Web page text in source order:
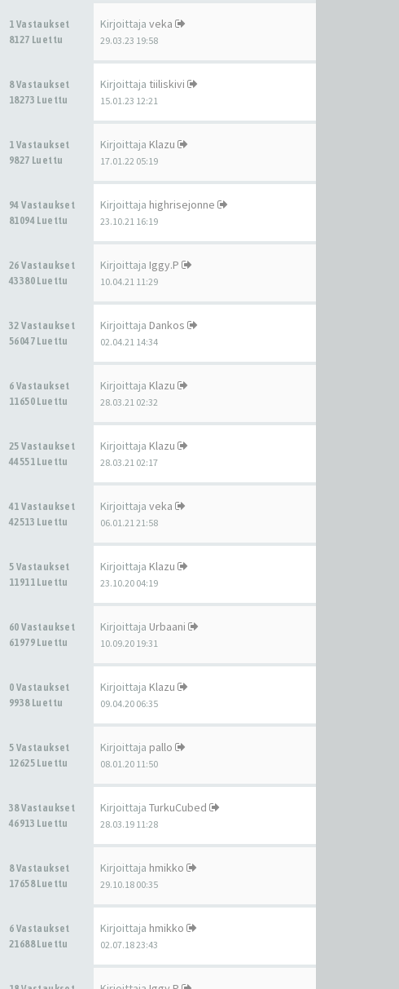
1 Vastaukset
8127 Luettu
Kirjoittaja veka
29.03.23 19:58
8 Vastaukset
18273 Luettu
Kirjoittaja tiiliskivi
15.01.23 12:21
1 Vastaukset
9827 Luettu
Kirjoittaja Klazu
17.01.22 05:19
94 Vastaukset
81094 Luettu
Kirjoittaja highrisejonne
23.10.21 16:19
26 Vastaukset
43380 Luettu
Kirjoittaja Iggy.P
10.04.21 11:29
32 Vastaukset
56047 Luettu
Kirjoittaja Dankos
02.04.21 14:34
6 Vastaukset
11650 Luettu
Kirjoittaja Klazu
28.03.21 02:32
25 Vastaukset
44551 Luettu
Kirjoittaja Klazu
28.03.21 02:17
41 Vastaukset
42513 Luettu
Kirjoittaja veka
06.01.21 21:58
5 Vastaukset
11911 Luettu
Kirjoittaja Klazu
23.10.20 04:19
60 Vastaukset
61979 Luettu
Kirjoittaja Urbaani
10.09.20 19:31
0 Vastaukset
9938 Luettu
Kirjoittaja Klazu
09.04.20 06:35
5 Vastaukset
12625 Luettu
Kirjoittaja pallo
08.01.20 11:50
38 Vastaukset
46913 Luettu
Kirjoittaja TurkuCubed
28.03.19 11:28
8 Vastaukset
17658 Luettu
Kirjoittaja hmikko
29.10.18 00:35
6 Vastaukset
21688 Luettu
Kirjoittaja hmikko
02.07.18 23:43